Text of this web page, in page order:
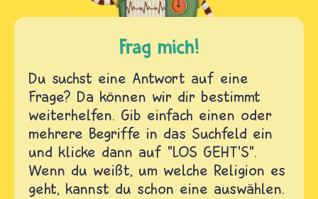
Frag mich!
Du suchst eine Antwort auf eine
Frage? Da können wir dir bestimmt
weiterhelfen. Gib einfach einen oder
mehrere Begriffe in das Suchfeld ein
und klicke dann auf "LOS GEHT'S".
Wenn du weißt, um welche Religion es
geht, kannst du schon eine auswählen.